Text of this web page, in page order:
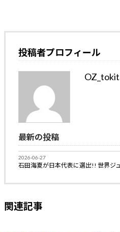
投稿者プロフィール
最新の投稿
2026-06-27
石田海夏が日本代表に選出!! 世界ジ
関連記事